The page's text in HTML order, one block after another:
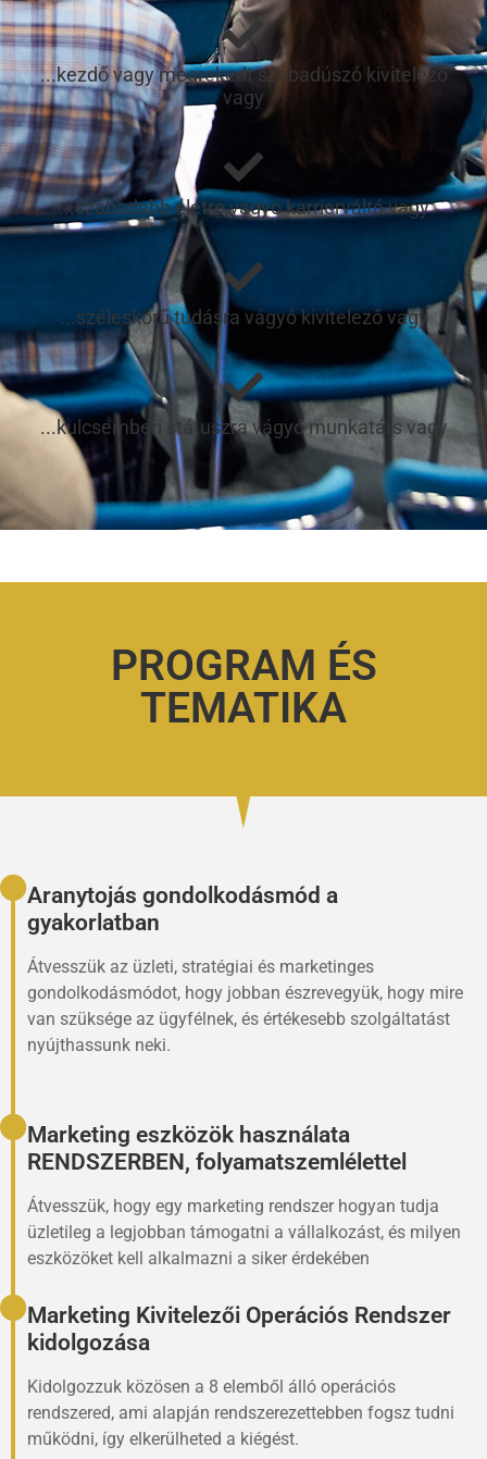
...kezdő vagy megrekedt szabadúszó kivitelező
vagy
...szabadabb életre vágyó karrierváltó vagy
...széleskörű tudásra vágyó kivitelező vagy
...kulcsemberi státuszra vágyó munkatárs vagy
PROGRAM ÉS
TEMATIKA
Aranytojás gondolkodásmód a
gyakorlatban
Átvesszük az üzleti, stratégiai és marketinges
gondolkodásmódot, hogy jobban észrevegyük, hogy mire
van szüksége az ügyfélnek, és értékesebb szolgáltatást
nyújthassunk neki.
Marketing eszközök használata
RENDSZERBEN, folyamatszemlélettel
Átvesszük, hogy egy marketing rendszer hogyan tudja
üzletileg a legjobban támogatni a vállalkozást, és milyen
eszközöket kell alkalmazni a siker érdekében
Marketing Kivitelezői Operációs Rendszer
kidolgozása
Kidolgozzuk közösen a 8 elemből álló operációs
rendszered, ami alapján rendszerezettebben fogsz tudni
működni, így elkerülheted a kiégést.